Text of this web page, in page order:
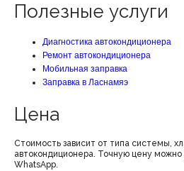
Полезные услуги
Диагностика автокондиционера
Ремонт автокондиционера
Мобильная заправка
Заправка в Ласнамяэ
Цена
Стоимость зависит от типа системы,
автокондиционера. Точную цену можно
WhatsApp.